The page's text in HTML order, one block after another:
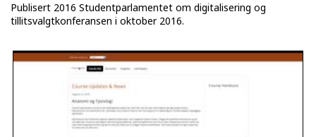
Publisert 2016 Studentparlamentet om digitalisering og
tillitsvalgtkonferansen i oktober 2016.